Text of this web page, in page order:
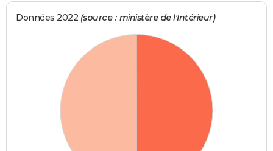
Données 2022 (source : ministère de l'Intérieur)